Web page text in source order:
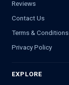
Reviews
Contact Us
Terms & Conditions
Privacy Policy
EXPLORE